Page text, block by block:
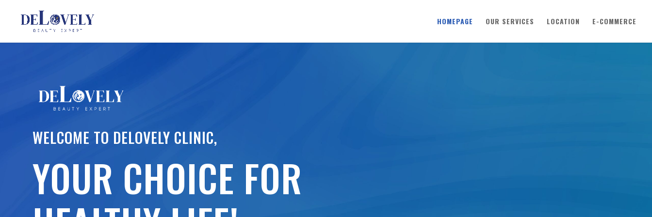
HOMEPAGE OUR SERVICES LOCATION E-COMMERCE
WELCOME TO DELOVELY CLINIC,
YOUR CHOICE FOR